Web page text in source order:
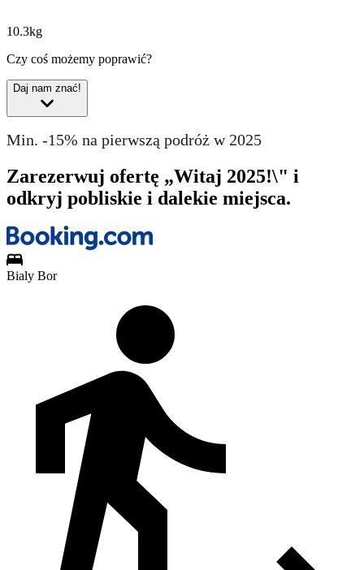
10.3kg
Czy coś możemy poprawić?
Daj nam znać!
Min. -15% na pierwszą podróż w 2025
Zarezerwuj ofertę „Witaj 2025!\" i
odkryj pobliskie i dalekie miejsca.
Bialy Bor